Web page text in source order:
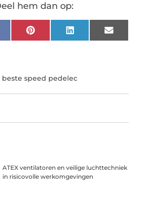
hem dan op:
PinterestLinkedInEmail
beste speed pedelec
ATEX ventilatoren en veilige luchttechniek
in risicovolle werkomgevingen